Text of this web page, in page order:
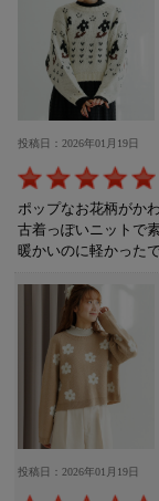
投稿日：2026年01月19日
ポップなお花柄がか
古着っぽいニットで
暖かいのに軽かった
投稿日：2026年01月19日